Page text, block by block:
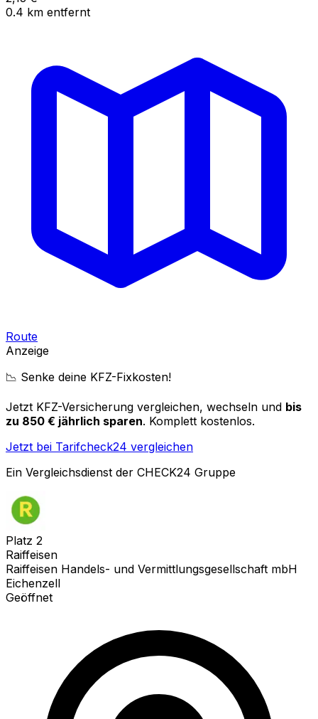
0.4 km entfernt
Route
Anzeige
📉 Senke deine KFZ-Fixkosten!
Jetzt KFZ-Versicherung vergleichen, wechseln und bis
zu 850 € jährlich sparen. Komplett kostenlos.
Jetzt bei Tarifcheck24 vergleichen
Ein Vergleichsdienst der CHECK24 Gruppe
Platz 2
Raiffeisen
Raiffeisen Handels- und Vermittlungsgesellschaft mbH
Eichenzell
Geöffnet